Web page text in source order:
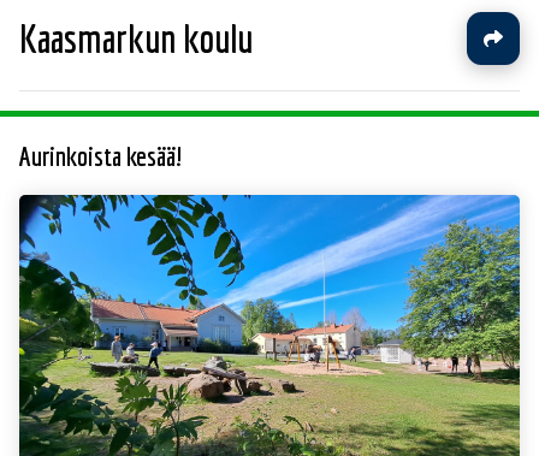
Kaasmarkun koulu
Aurinkoista kesää!